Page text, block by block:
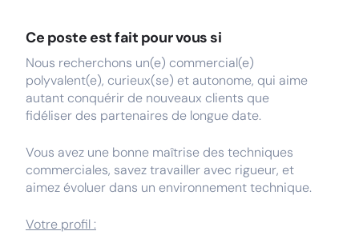
Ce poste est fait pour vous si
Nous recherchons un(e) commercial(e)
polyvalent(e), curieux(se) et autonome, qui aime
autant conquérir de nouveaux clients que
fidéliser des partenaires de longue date.
Vous avez une bonne maîtrise des techniques
commerciales, savez travailler avec rigueur, et
aimez évoluer dans un environnement technique.
Votre profil :